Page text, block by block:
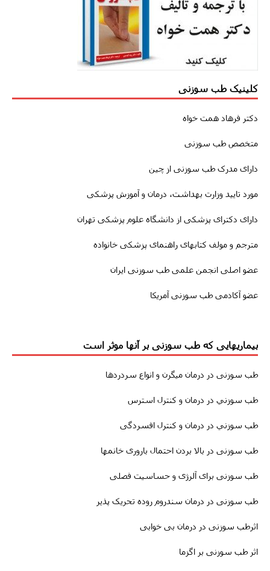
کلینیک طب سوزنی
دکتر فرهاد همت خواه
متخصص طب سوزنی
دارای مدرک طب سوزنی از چین
مورد تایید وزارت بهداشت، درمان و آموزش پزشکی
دارای دکترای پزشکی از دانشگاه علوم پزشکی تهران
مترجم و مولف کتابهای راهنمای پزشکی خانواده
عضو اصلی انجمن علمی طب سوزنی ایران
عضو آکادمی طب سوزنی آمریکا
بیماریهایی که طب سوزنی بر آنها موثر است
طب سوزنى در درمان میگرن و انواع سردردها
طب سوزني در درمان و کنترل استرس
طب سوزني در درمان و کنترل افسردگی
طب سوزنى در بالا بردن احتمال باروری خانمها
طب سوزنی برای آلرژی و حساسیت فصلی
طب سوزنى در درمان سندروم روده تحریک پذیر
اثرطب سوزنى در درمان بی خوابی
اثر طب سوزنی بر اگزما